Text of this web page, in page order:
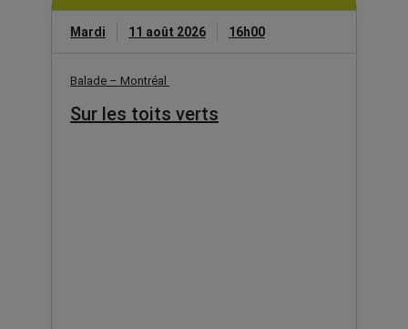
Mardi 11 août 2026 16h00
Balade – Montréal
Sur les toits verts